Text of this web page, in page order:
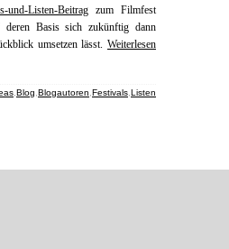
und-Listen-Beitragzum Filmfest
deren Basis sich zukünftig dann
umsetzen lässt. Weiterlesen
Blog Blogautoren Festivals Listen